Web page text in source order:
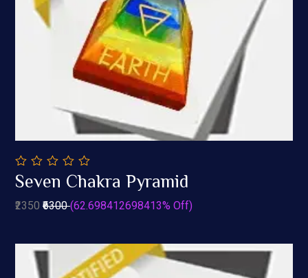
Add To Cart
0
out
5
Seven Chakra Pyramid
₹2350 ₹6300(62.698412698413% Off)